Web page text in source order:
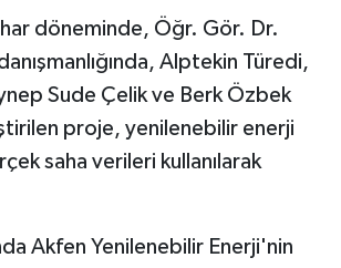
döneminde, Öğr. Gör. Dr.
Alptekin Türedi,
Sude Çelik ve Berk Özbek
proje, yenilenebilir enerji
saha verileri kullanılarak
Akfen Yenilenebilir Enerji'nin